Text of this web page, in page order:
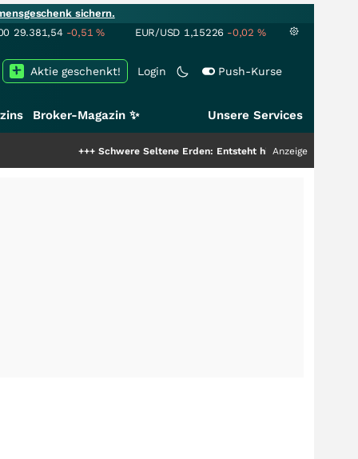
sichern.
29.381,54 -0,51% EUR/USD 1,15226 -0,02 %
Login Push-Kurse
Aktie geschenkt!
Broker-Magazin ✨ Unsere Services
Schwere Seltene Erden: Entsteht hier die nächste
Anzeige